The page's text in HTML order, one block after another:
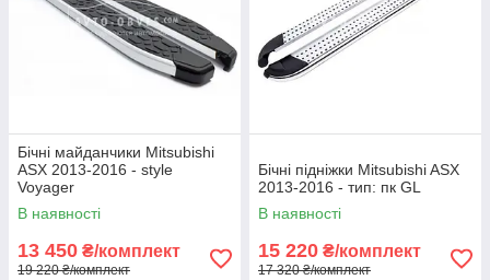
Бічні майданчики Mitsubishi
ASX 2013-2016 - style
Voyager
В наявності
13 450 ₴/комплект
19 220 ₴/комплект
Бічні підніжки Mitsubishi ASX
2013-2016 - тип: пк GL
В наявності
15 220 ₴/комплект
17 320 ₴/комплект